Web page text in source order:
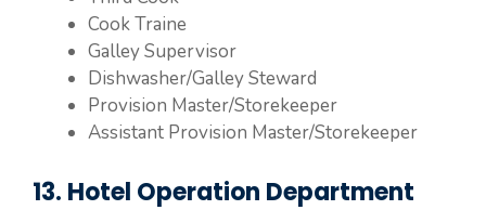
Cook Traine
Galley Supervisor
Dishwasher/Galley Steward
Provision Master/Storekeeper
Assistant Provision Master/Storekeeper
13. Hotel Operation Department